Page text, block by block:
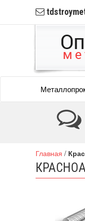
Главная /